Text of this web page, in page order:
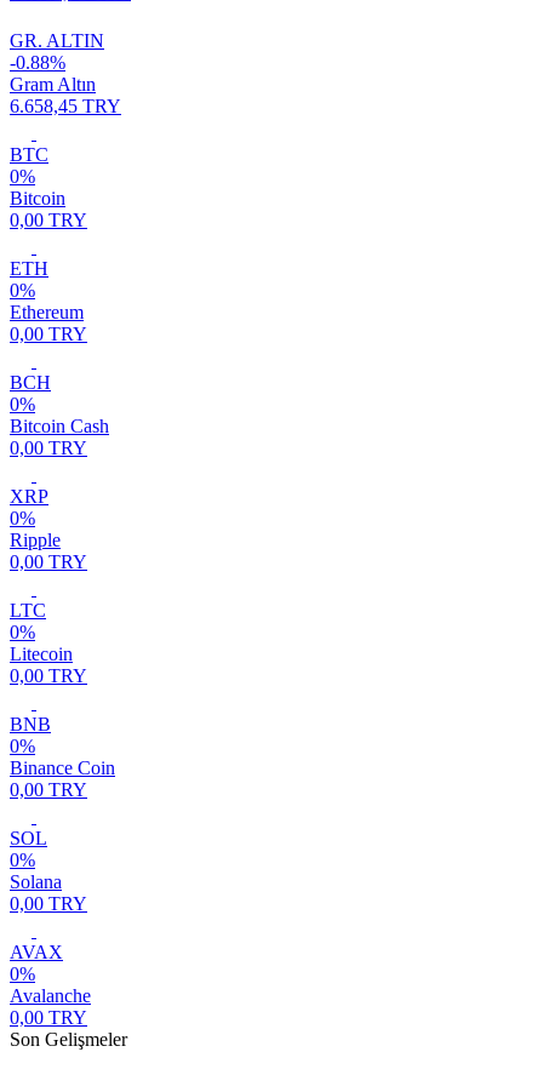
GR. ALTIN
-0.88%
Gram Altın
6.658,45 TRY
BTC
0%
Bitcoin
0,00 TRY
ETH
0%
Ethereum
0,00 TRY
BCH
0%
Bitcoin Cash
0,00 TRY
XRP
0%
Ripple
0,00 TRY
LTC
0%
Litecoin
0,00 TRY
BNB
0%
Binance Coin
0,00 TRY
SOL
0%
Solana
0,00 TRY
AVAX
0%
Avalanche
0,00 TRY
Son Gelişmeler